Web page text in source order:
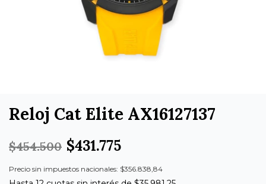
Reloj Cat Elite AX16127137
$454.500 $431.775
Precio sin impuestos nacionales: $356.838,84